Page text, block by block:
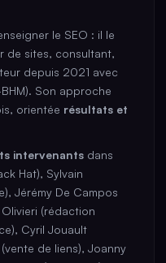
le SEO : il le
de sites, consultant,
depuis 2021 avec
Son approche
orientée résultats et
intervenants dans
Hat), Sylvain
Jérémy De Campos
(rédaction
Cyril Jouault
de liens), Joanny